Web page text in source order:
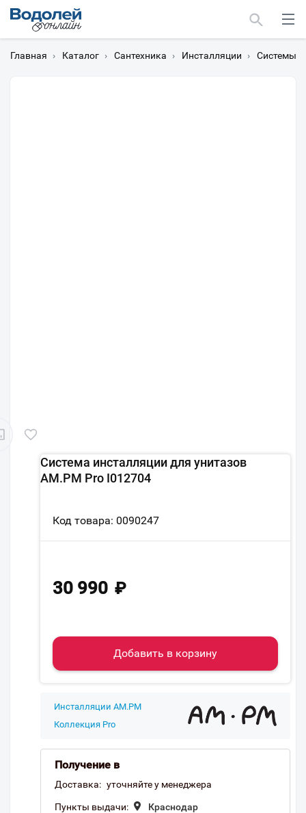
Главная › Каталог › Сантехника › Инсталляции › Системы
Система инсталляции для унитазов
AM.PM Pro I012704
Код товара: 0090247
30 990 ₽
Добавить в корзину
Инсталляции AM.PM
Коллекция Pro
Получение в
Доставка: уточняйте у менеджера
Пункты выдачи: Краснодар